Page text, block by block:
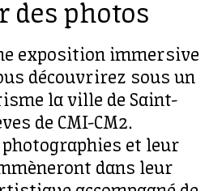
des photos
exposition immersive
découvrirez sous un
la ville de Saint-
de CMI-CM2.
et leur
dans leur